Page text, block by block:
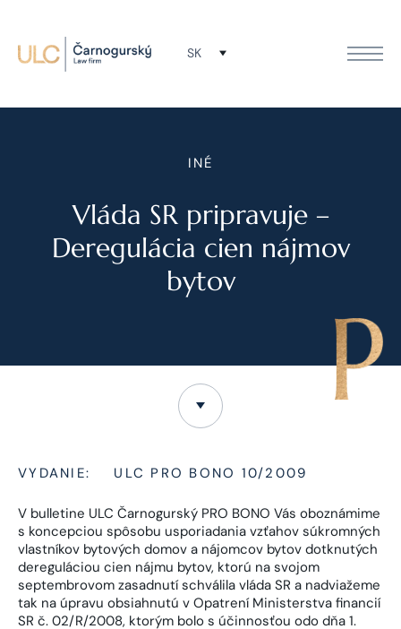
SK
INÉ
Vláda SR pripravuje –
Deregulácia cien nájmov
bytov
VYDANIE: ULC PRO BONO 10/2009
V bulletine ULC Čarnogurský PRO BONO Vás oboznámime
s koncepciou spôsobu usporiadania vzťahov súkromných
vlastníkov bytových domov a nájomcov bytov dotknutých
dereguláciou cien nájmu bytov, ktorú na svojom
septembrovom zasadnutí schválila vláda SR a nadviažeme
tak na úpravu obsiahnutú v Opatrení Ministerstva financií
SR č. 02/R/2008, ktorým bolo s účinnosťou odo dňa 1.